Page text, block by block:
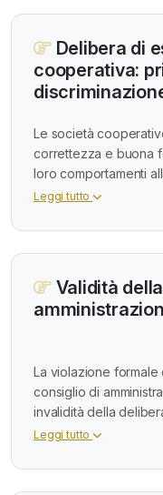
Delibera di
cooperativa:
Le società
correttezza e buona
loro comportamenti
Leggi tutto
Validità
La violazione
consiglio di
invalidità della
Leggi tutto